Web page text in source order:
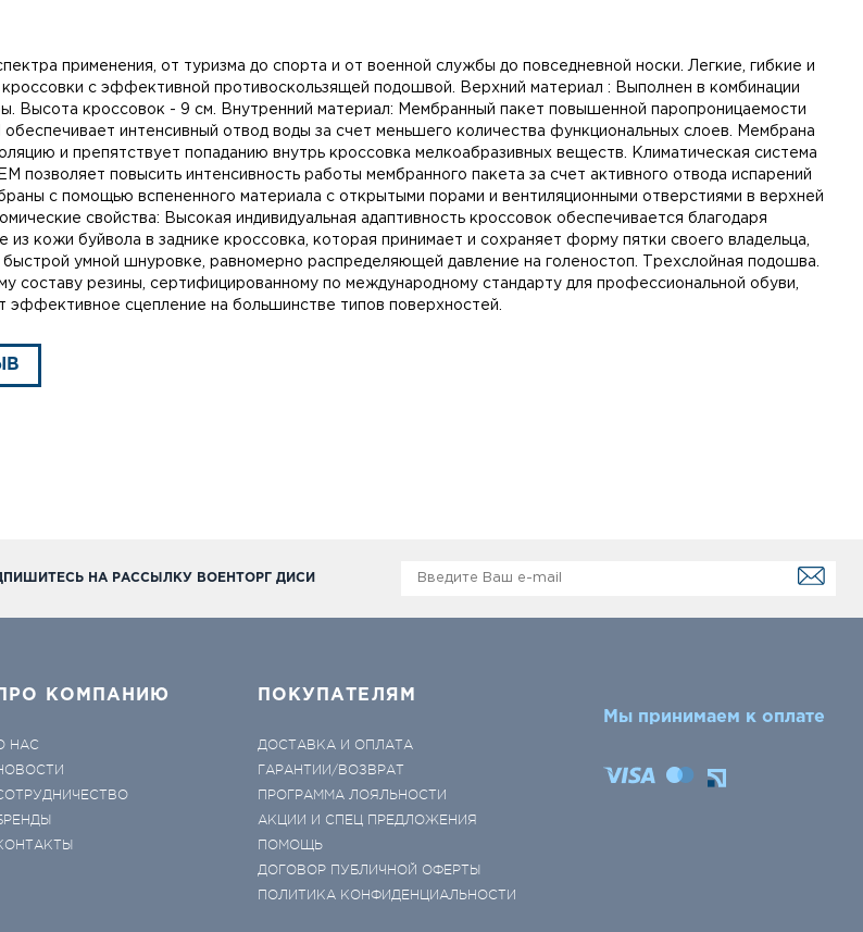
применения, от туризма до спорта и от военной службы до повседневной носки. Легкие, гибкие и
с эффективной противоскользящей подошвой. Верхний материал : Выполнен в комбинации
Высота кроссовок - 9 см. Внутренний материал: Мембранный пакет повышенной паропроницаемости
интенсивный отвод воды за счет меньшего количества функциональных слоев. Мембрана
и препятствует попаданию внутрь кроссовка мелкоабразивных веществ. Климатическая система
позволяет повысить интенсивность работы мембранного пакета за счет активного отвода испарений
с помощью вспененного материала с открытыми порами и вентиляционными отверстиями в верхней
свойства: Высокая индивидуальная адаптивность кроссовок обеспечивается благодаря
из кожи буйвола в заднике кроссовка, которая принимает и сохраняет форму пятки своего владельца,
умной шнуровке, равномерно распределяющей давление на голеностоп. Трехслойная подошва.
составу резины, сертифицированному по международному стандарту для профессиональной обуви,
эффективное сцепление на большинстве типов поверхностей.
НА РАССЫЛКУ ВОЕНТОРГ ДИСИ
ПРО КОМПАНИЮ
НАС
ПОКУПАТЕЛЯМ
ДОСТАВКА И ОПЛАТА
ГАРАНТИИ/ВОЗВРАТ
ПРОГРАММА ЛОЯЛЬНОСТИ
АКЦИИ И СПЕЦ ПРЕДЛОЖЕНИЯ
ПОМОЩЬ
ДОГОВОР ПУБЛИЧНОЙ ОФЕРТЫ
ПОЛИТИКА КОНФИДЕНЦИАЛЬНОСТИ
Мы принимаем к оплате